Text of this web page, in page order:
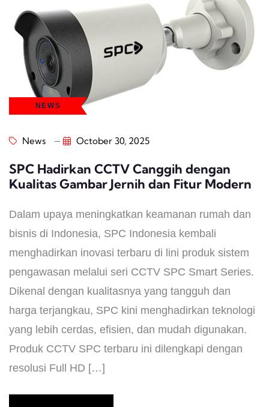
NEWS
News October 30, 2025
SPC Hadirkan CCTV Canggih dengan
Kualitas Gambar Jernih dan Fitur Modern
Dalam upaya meningkatkan keamanan rumah dan
bisnis di Indonesia, SPC Indonesia kembali
menghadirkan inovasi terbaru di lini produk sistem
pengawasan melalui seri CCTV SPC Smart Series.
Dikenal dengan kualitasnya yang tangguh dan
harga terjangkau, SPC kini menghadirkan teknologi
yang lebih cerdas, efisien, dan mudah digunakan.
Produk CCTV SPC terbaru ini dilengkapi dengan
resolusi Full HD […]